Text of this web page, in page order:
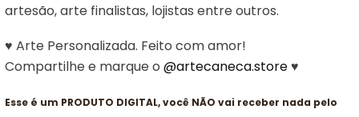
artesão, arte finalistas, lojistas entre outros.
♥ Arte Personalizada. Feito com amor!
Compartilhe e marque o @artecaneca.store♥
Esse é um PRODUTO DIGITAL, você NÃO vai receber nada pelo